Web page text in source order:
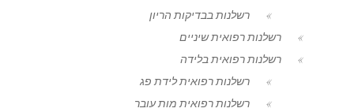
רשלנות בבדיקות הריון
רשלנות רפואית שיניים
רשלנות רפואית בלידה
רשלנות רפואית לידת פג
רשלנות רפואית מות עובר